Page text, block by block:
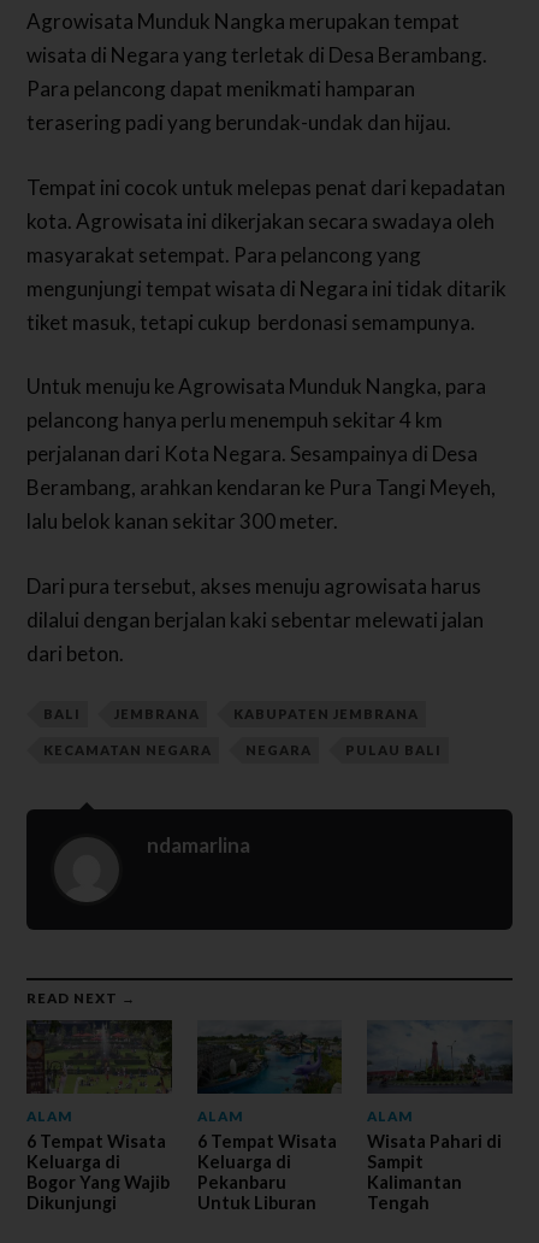
Agrowisata Munduk Nangka merupakan tempat
wisata di Negara yang terletak di Desa Berambang.
Para pelancong dapat menikmati hamparan
terasering padi yang berundak-undak dan hijau.
Tempat ini cocok untuk melepas penat dari kepadatan
kota. Agrowisata ini dikerjakan secara swadaya oleh
masyarakat setempat. Para pelancong yang
mengunjungi tempat wisata di Negara ini tidak ditarik
tiket masuk, tetapi cukup berdonasi semampunya.
Untuk menuju ke Agrowisata Munduk Nangka, para
pelancong hanya perlu menempuh sekitar 4 km
perjalanan dari Kota Negara. Sesampainya di Desa
Berambang, arahkan kendaran ke Pura Tangi Meyeh,
lalu belok kanan sekitar 300 meter.
Dari pura tersebut, akses menuju agrowisata harus
dilalui dengan berjalan kaki sebentar melewati jalan
dari beton.
BALI JEMBRANA KABUPATEN JEMBRANA
KECAMATAN NEGARA NEGARA PULAU BALI
ndamarlina
READ NEXT →
ALAM
6 Tempat Wisata
Keluarga di
Bogor Yang Wajib
Dikunjungi
ALAM
6 Tempat Wisata
Keluarga di
Pekanbaru
Untuk Liburan
ALAM
Wisata Pahari di
Sampit
Kalimantan
Tengah